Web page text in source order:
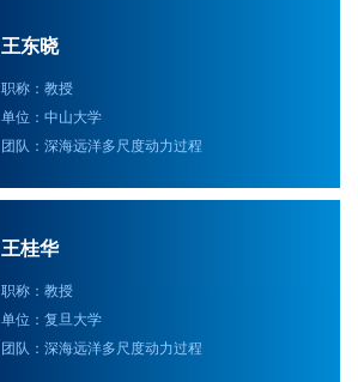
王东晓
职称：教授
单位：中山大学
团队：深海远洋多尺度动力过程
王桂华
职称：教授
单位：复旦大学
团队：深海远洋多尺度动力过程